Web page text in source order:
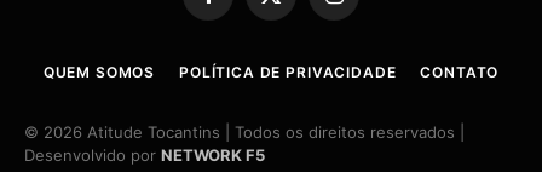
Facebook
X
(Twitter)
Instagram
QUEM SOMOS POLÍTICA DE PRIVACIDADE CONTATO
© 2026 Atitude Tocantins | Todos os direitos reservados |
Desenvolvido por NETWORK F5